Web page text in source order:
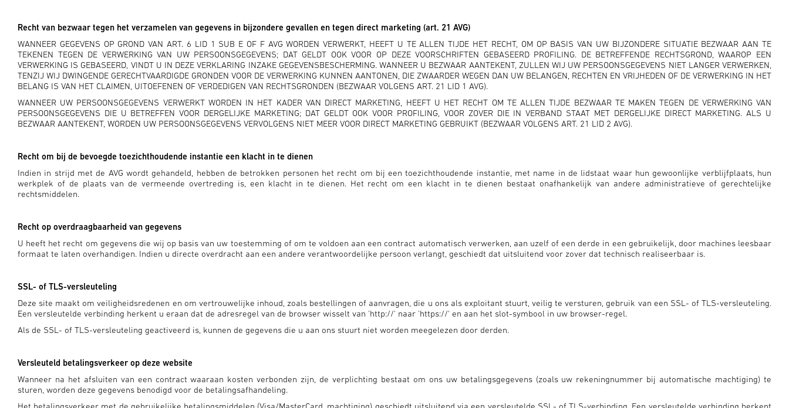
Recht van bezwaar tegen het verzamelen van gegevens in bijzondere gevallen en tegen direct marketing (art. 21 AVG)
WANNEER GEGEVENS OP GROND VAN ART. 6 LID 1 SUB E OF F AVG WORDEN VERWERKT, HEEFT U TE ALLEN TIJDE HET RECHT, OM OP BASIS VAN UW BIJZONDERE SITUATIE BEZWAAR AAN TE
TEKENEN TEGEN DE VERWERKING VAN UW PERSOONSGEGEVENS; DAT GELDT OOK VOOR OP DEZE VOORSCHRIFTEN GEBASEERD PROFILING. DE BETREFFENDE RECHTSGROND, WAAROP EEN
VERWERKING IS GEBASEERD, VINDT U IN DEZE VERKLARING INZAKE GEGEVENSBESCHERMING. WANNEER U BEZWAAR AANTEKENT, ZULLEN WIJ UW PERSOONSGEGEVENS NIET LANGER VERWERKEN,
TENZIJ WIJ DWINGENDE GERECHTVAARDIGDE GRONDEN VOOR DE VERWERKING KUNNEN AANTONEN, DIE ZWAARDER WEGEN DAN UW BELANGEN, RECHTEN EN VRIJHEDEN OF DE VERWERKING IN HET
BELANG IS VAN HET CLAIMEN, UITOEFENEN OF VERDEDIGEN VAN RECHTSGRONDEN (BEZWAAR VOLGENS ART. 21 LID 1 AVG).
WANNEER UW PERSOONSGEGEVENS VERWERKT WORDEN IN HET KADER VAN DIRECT MARKETING, HEEFT U HET RECHT OM TE ALLEN TIJDE BEZWAAR TE MAKEN TEGEN DE VERWERKING VAN
PERSOONSGEGEVENS DIE U BETREFFEN VOOR DERGELIJKE MARKETING; DAT GELDT OOK VOOR PROFILING, VOOR ZOVER DIE IN VERBAND STAAT MET DERGELIJKE DIRECT MARKETING. ALS U
BEZWAAR AANTEKENT, WORDEN UW PERSOONSGEGEVENS VERVOLGENS NIET MEER VOOR DIRECT MARKETING GEBRUIKT (BEZWAAR VOLGENS ART. 21 LID 2 AVG).
Recht om bij de bevoegde toezichthoudende instantie een klacht in te dienen
Indien in strijd met de AVG wordt gehandeld, hebben de betrokken personen het recht om bij een toezichthoudende instantie, met name in de lidstaat waar hun gewoonlijke verblijfplaats, hun
werkplek of de plaats van de vermeende overtreding is, een klacht in te dienen. Het recht om een klacht in te dienen bestaat onafhankelijk van andere administratieve of gerechtelijke
rechtsmiddelen.
Recht op overdraagbaarheid van gegevens
U heeft het recht om gegevens die wij op basis van uw toestemming of om te voldoen aan een contract automatisch verwerken, aan uzelf of een derde in een gebruikelijk, door machines leesbaar
formaat te laten overhandigen. Indien u directe overdracht aan een andere verantwoordelijke persoon verlangt, geschiedt dat uitsluitend voor zover dat technisch realiseerbaar is.
SSL- of TLS-versleuteling
Deze site maakt om veiligheidsredenen en om vertrouwelijke inhoud, zoals bestellingen of aanvragen, die u ons als exploitant stuurt, veilig te versturen, gebruik van een SSL- of TLS-versleuteling.
Een versleutelde verbinding herkent u eraan dat de adresregel van de browser wisselt van 'http://' naar 'https://' en aan het slot-symbool in uw browser-regel.
Als de SSL- of TLS-versleuteling geactiveerd is, kunnen de gegevens die u aan ons stuurt niet worden meegelezen door derden.
Versleuteld betalingsverkeer op deze website
Wanneer na het afsluiten van een contract waaraan kosten verbonden zijn, de verplichting bestaat om ons uw betalingsgegevens (zoals uw rekeningnummer bij automatische machtiging) te
sturen, worden deze gegevens benodigd voor de betalingsafhandeling.
Het betalingsverkeer met de gebruikelijke betalingsmiddelen (Visa/MasterCard, machtiging) geschiedt uitsluitend via een versleutelde SSL- of TLS-verbinding. Een versleutelde verbinding herkent